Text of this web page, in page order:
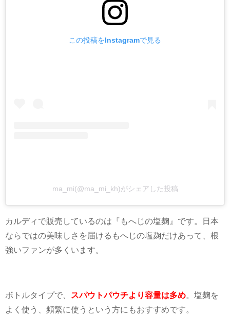
この投稿をInstagramで見る
ma_mi(@ma_mi_kh)がシェアした投稿
カルディで販売しているのは『もへじの塩麹』です。日本
ならではの美味しさを届けるもへじの塩麹だけあって、根
強いファンが多くいます。
ボトルタイプで、 スパウトパウチより容量は多め 。塩麹を
よく使う、頻繁に使うという方にもおすすめです。